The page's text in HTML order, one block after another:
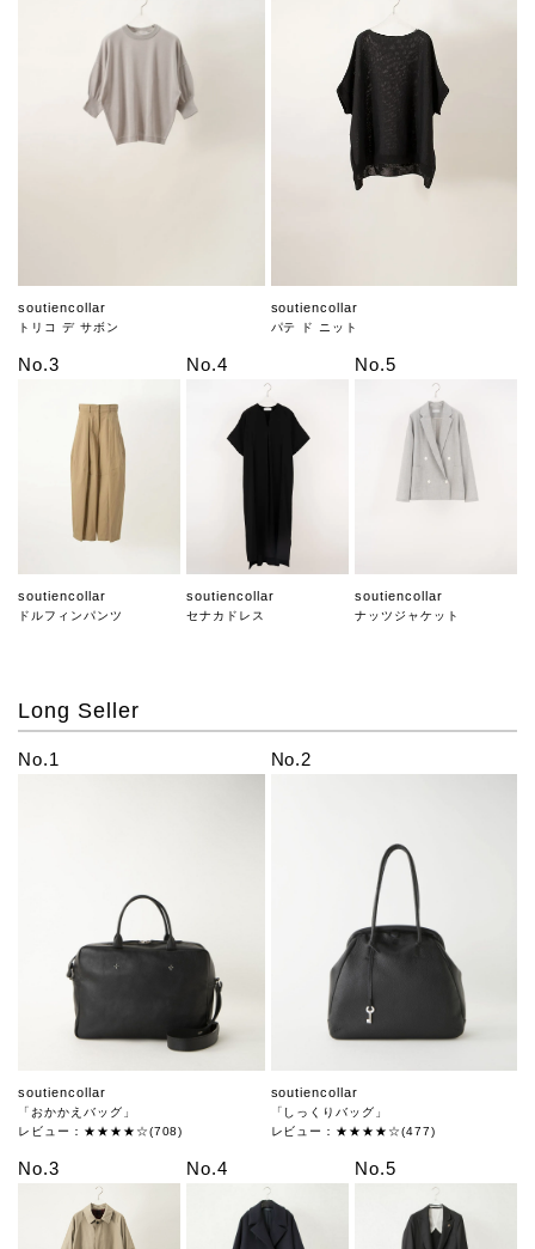
soutiencollar
トリコ デ サボン
soutiencollar
パテ ド ニット
No.3
soutiencollar
ドルフィンパンツ
No.4
soutiencollar
セナカドレス
No.5
soutiencollar
ナッツジャケット
Long Seller
No.1
soutiencollar
「おかかえバッグ」
レビュー：★★★★☆(708)
No.2
soutiencollar
「しっくりバッグ」
レビュー：★★★★☆(477)
No.3 No.4 No.5